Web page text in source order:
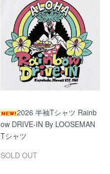
2026 半袖Tシャツ Rainb
ow DRIVE-IN By LOOSEMAN
Tシャツ
SOLD OUT